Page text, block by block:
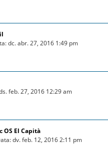
dc. abr. 27, 2016 1:49 pm
feb. 27, 2016 12:29 am
OS El Capità
dv. feb. 12, 2016 2:11 pm